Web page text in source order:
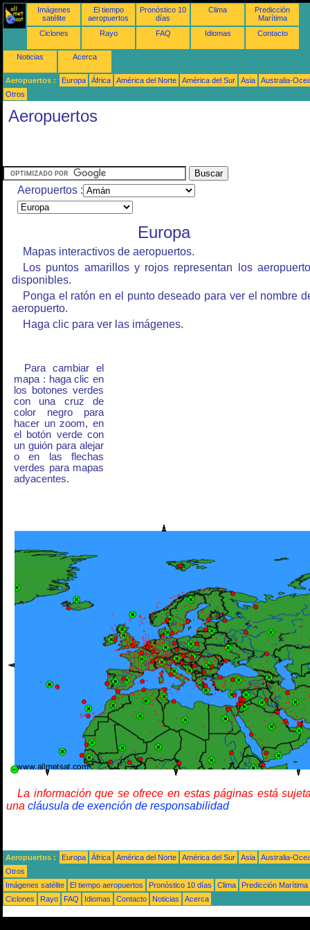
Imágenes
satélite
El tiempo
aeropuertos
Pronóstico 10
días
Clima
Predicción
Marítima
Ciclones
Rayo FAQ Idiomas Contacto
Noticias Acerca
Aeropuertos : Europa África América del Norte América del Sur Asia
Australia-
Otros
Aeropuertos
Aeropuertos :
Europa
Mapas interactivos de aeropuertos.
Los puntos amarillos y rojos representan los
disponibles.
Ponga el ratón en el punto deseado para ver el nombre
aeropuerto.
Haga clic para ver las imágenes.
Para cambiar el
mapa : haga clic en
los botones verdes
con una cruz de
color negro para
hacer un zoom, en
el botón verde con
un guión para alejar
o en las flechas
verdes para mapas
adyacentes.
La información que se ofrece en estas páginas está
una cláusula de exención de responsabilidad
Aeropuertos : Europa África América del Norte América del Sur Asia
Australia-
Otros
Imágenes satélite
El tiempo aeropuertos Pronóstico 10 días Clima
Predicción Marítima
Ciclones
Rayo FAQ Idiomas Contacto Noticias Acerca